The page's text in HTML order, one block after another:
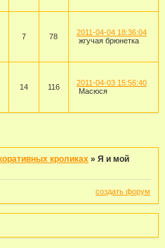
7 78
2011-04-04 18:36:04
жгучая брюнетка
14 116
2011-04-03 15:56:40
Масюся
кроликах »Я и мой
создать форум